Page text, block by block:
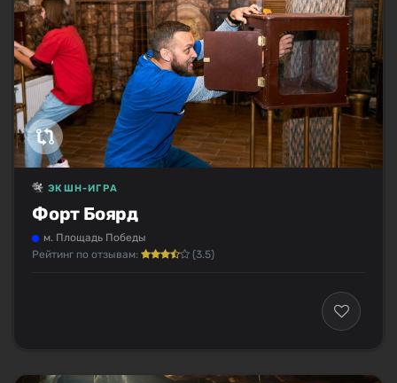
Форт Боярд
ЭКШН-ИГРА
м. Площадь Победы
Рейтинг по отзывам:
(3.5)